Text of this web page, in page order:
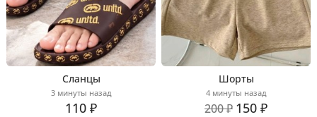
Сланцы
3 минуты назад
110 ₽
Шорты
4 минуты назад
200 ₽ 150 ₽